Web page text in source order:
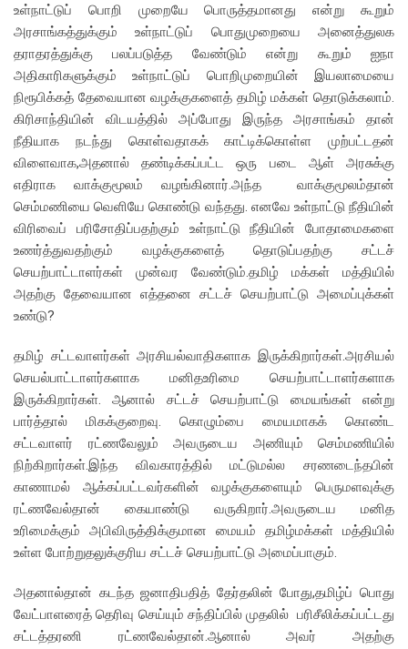
உள்நாட்டுப் பொறி முறையே பொருத்தமானது என்று கூறும்
அரசாங்கத்துக்கும் உள்நாட்டுப் பொதுமுறையை அனைத்துலக
தராதரத்துக்கு பலப்படுத்த வேண்டும் என்று கூறும் ஐநா
அதிகாரிகளுக்கும் உள்நாட்டுப் பொறிமுறையின் இயலாமையை
நிரூபிக்கத் தேவையான வழக்குகளைத் தமிழ் மக்கள் தொடுக்கலாம்.
கிரிசாந்தியின் விடயத்தில் அப்போது இருந்த அரசாங்கம் தான்
நீதியாக நடந்து கொள்வதாகக் காட்டிக்கொள்ள முற்பட்டதன்
விளைவாக,அதனால் தண்டிக்கப்பட்ட ஒரு படை ஆள் அரசுக்கு
எதிராக வாக்குமூலம் வழங்கினார்.அந்த வாக்குமூலம்தான்
செம்மணியை வெளியே கொண்டு வந்தது. எனவே உள்நாட்டு நீதியின்
விரிவைப் பரிசோதிப்பதற்கும் உள்நாட்டு நீதியின் போதாமைகளை
உணர்த்துவதற்கும் வழக்குகளைத் தொடுப்பதற்கு சட்டச்
செயற்பாட்டாளர்கள் முன்வர வேண்டும்.தமிழ் மக்கள் மத்தியில்
அதற்கு தேவையான எத்தனை சட்டச் செயற்பாட்டு அமைப்புக்கள்
உண்டு?
தமிழ் சட்டவாளர்கள் அரசியல்வாதிகளாக இருக்கிறார்கள்.அரசியல்
செயல்பாட்டாளர்களாக மனிதஉரிமை செயற்பாட்டாளர்களாக
இருக்கிறார்கள். ஆனால் சட்டச் செயற்பாட்டு மையங்கள் என்று
பார்த்தால் மிகக்குறைவு. கொழும்பை மையமாகக் கொண்ட
சட்டவாளர் ரட்ணவேலும் அவருடைய அணியும் செம்மணியில்
நிற்கிறார்கள்.இந்த விவகாரத்தில் மட்டுமல்ல சரணடைந்தபின்
காணாமல் ஆக்கப்பட்டவர்களின் வழக்குகளையும் பெருமளவுக்கு
ரட்ணவேல்தான் கையாண்டு வருகிறார்.அவருடைய மனித
உரிமைக்கும் அபிவிருத்திக்குமான மையம் தமிழ்மக்கள் மத்தியில்
உள்ள போற்றுதலுக்குரிய சட்டச் செயற்பாட்டு அமைப்பாகும்.
அதனால்தான் கடந்த ஜனாதிபதித் தேர்தலின் போது,தமிழ்ப் பொது
வேட்பாளரைத் தெரிவு செய்யும் சந்திப்பில் முதலில் பரிசீலிக்கப்பட்டது
சட்டத்தரணி ரட்ணவேல்தான்.ஆனால் அவர் அதற்கு